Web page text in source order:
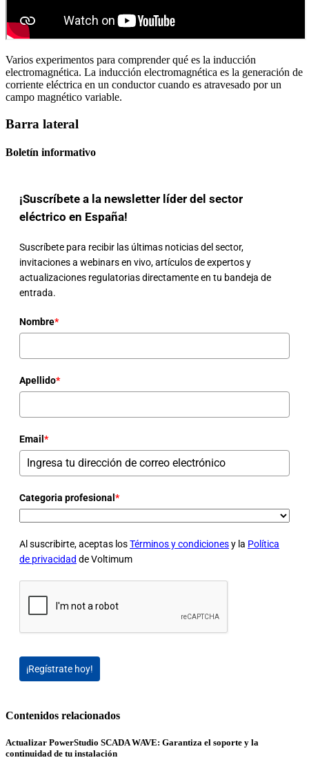
Varios experimentos para comprender qué es la inducción
electromagnética. La inducción electromagnética es la generación de
corriente eléctrica en un conductor cuando es atravesado por un
campo magnético variable.
Barra lateral
Boletín informativo
¡Suscríbete a la newsletter líder del sector
eléctrico en España!
Suscríbete para recibir las últimas noticias del sector,
invitaciones a webinars en vivo, artículos de expertos y
actualizaciones regulatorias directamente en tu bandeja de
entrada.
Nombre*
Apellido*
Email *
Categoria profesional *
Al suscribirte, aceptas losTérminos y condicionesy la Política
de privacidad de Voltimum
¡Regístrate hoy!
Contenidos relacionados
Actualizar PowerStudio SCADA WAVE: Garantiza el soporte y la
continuidad de tu instalación